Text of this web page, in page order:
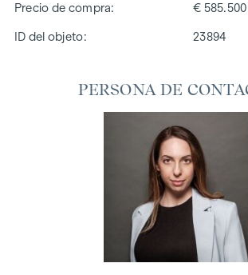
Precio de compra
€
ID del objeto: 23894
PERSONA DE